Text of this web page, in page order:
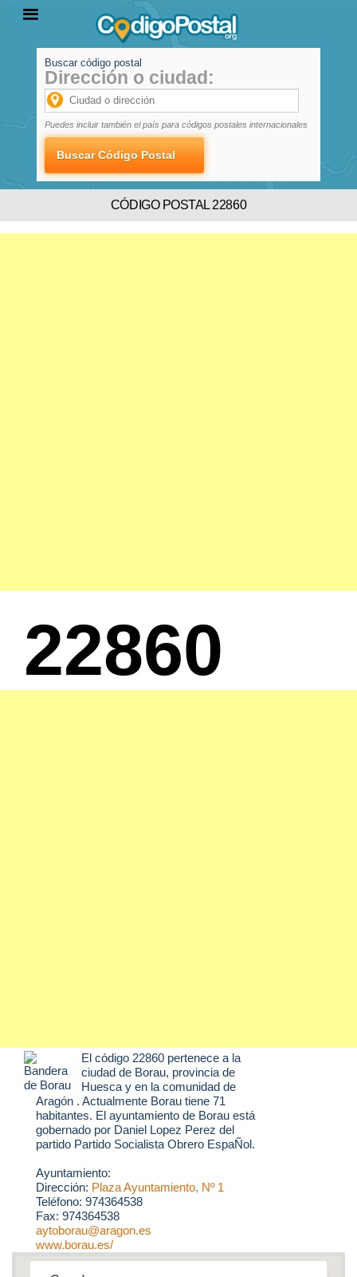
PROVINCIAS
LOCALIDADES
Buscar código postal
Dirección o ciudad:
Puedes incluir también el país para códigos postales internacionales
CÓDIGO POSTAL 22860
22860
El código 22860 pertenece a la
ciudad de Borau, provincia de
Huesca y en la comunidad de
Aragón . Actualmente Borau tiene 71
habitantes. El ayuntamiento de Borau está
gobernado por Daniel Lopez Perez del
partido Partido Socialista Obrero EspaÑol.
Ayuntamiento:
Dirección: Plaza Ayuntamiento, Nº 1
Teléfono: 974364538
Fax: 974364538
aytoborau@aragon.es
www.borau.es/